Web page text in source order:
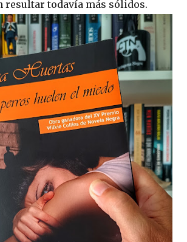
resultar todavía más sólidos.